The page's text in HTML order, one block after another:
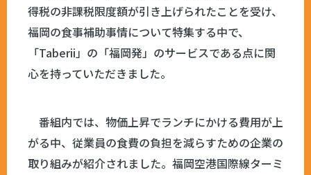
得税の非課税限度額が引き上げられたことを受け、
福岡の食事補助事情について特集する中で、
「Taberii」の「福岡発」のサービスである点に関
心を持っていただきました。
番組内では、物価上昇でランチにかける費用が上
がる中、従業員の食費の負担を減らすための企業の
取り組みが紹介されました。福岡空港国際線ターミ